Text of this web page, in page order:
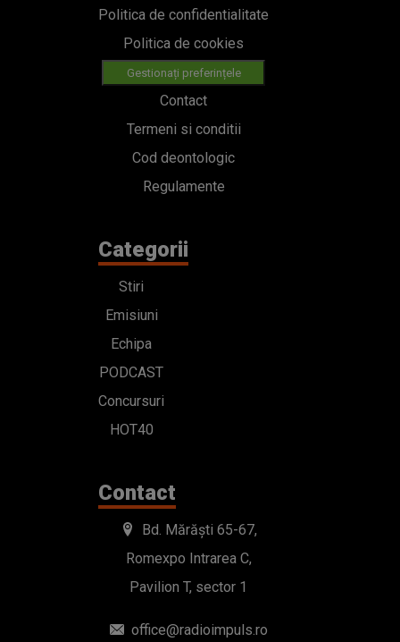
Politica de confidentialitate
Politica de cookies
Gestionați preferințele
Contact
Termeni si conditii
Cod deontologic
Regulamente
Categorii
Stiri
Emisiuni
Echipa
PODCAST
Concursuri
HOT40
Contact
Bd. Mărăști 65-67,
Romexpo Intrarea C,
Pavilion T, sector 1
office@radioimpuls.ro